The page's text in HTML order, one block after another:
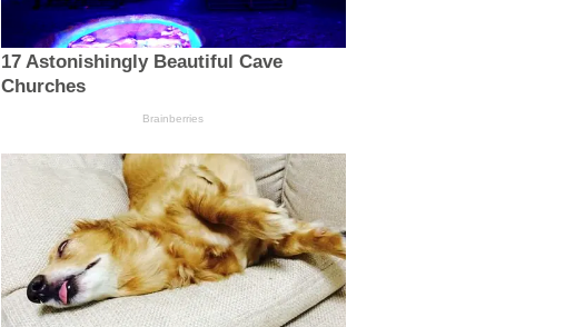
17 Astonishingly Beautiful Cave
Churches
Brainberries